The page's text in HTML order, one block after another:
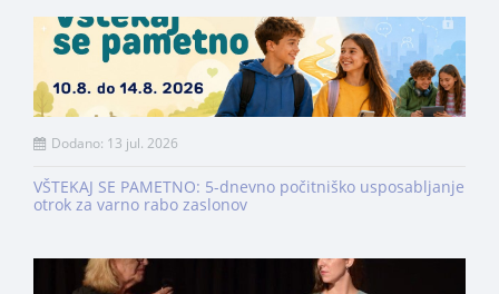
Dodano: 13 jul. 2026
VŠTEKAJ SE PAMETNO: 5-dnevno počitniško usposabljanje
otrok za varno rabo zaslonov